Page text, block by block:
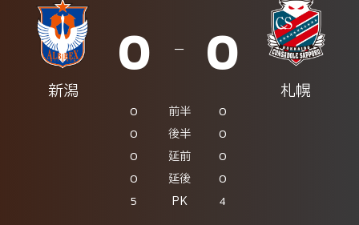
新潟
0 0
札幌
0 前半
0
0
後半
0
0
延前
0
0
延後
0
5
PK 4